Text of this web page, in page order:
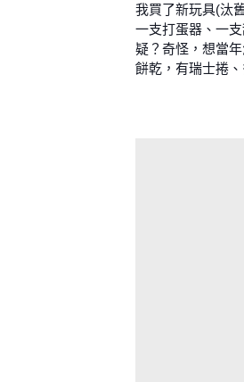
我買了新玩具(汰
一支打蛋器、一
疑？奇怪，想當
餅乾，有瑞士捲